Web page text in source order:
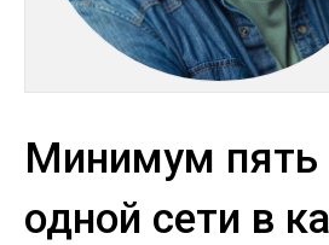
Минимум пять
одной сети в